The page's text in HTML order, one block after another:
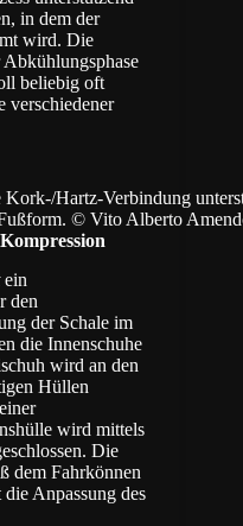
in dem der
wird. Die
beliebig oft
verschiedener
Hartz-Verbindung
© Vito Alberto
ein
den
der Schale im
die Innenschuhe
wird an den
Hüllen
wird mittels
Die
dem Fahrkönnen
Anpassung des